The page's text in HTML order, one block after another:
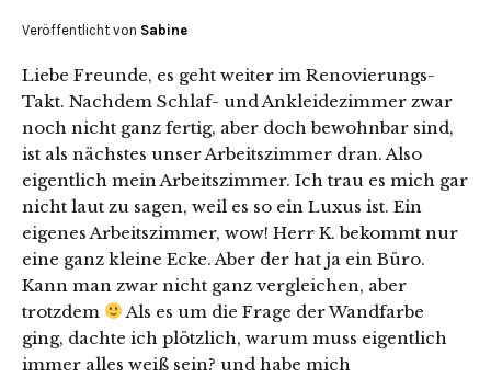
Veröffentlicht von Sabine
Liebe Freunde, es geht weiter im Renovierungs-
Takt. Nachdem Schlaf- und Ankleidezimmer zwar
noch nicht ganz fertig, aber doch bewohnbar sind,
ist als nächstes unser Arbeitszimmer dran. Also
eigentlich mein Arbeitszimmer. Ich trau es mich gar
nicht laut zu sagen, weil es so ein Luxus ist. Ein
eigenes Arbeitszimmer, wow! Herr K. bekommt nur
eine ganz kleine Ecke. Aber der hat ja ein Büro.
Kann man zwar nicht ganz vergleichen, aber
trotzdem
Als es um die Frage der Wandfarbe
ging, dachte ich plötzlich, warum muss eigentlich
immer alles weiß sein? und habe mich